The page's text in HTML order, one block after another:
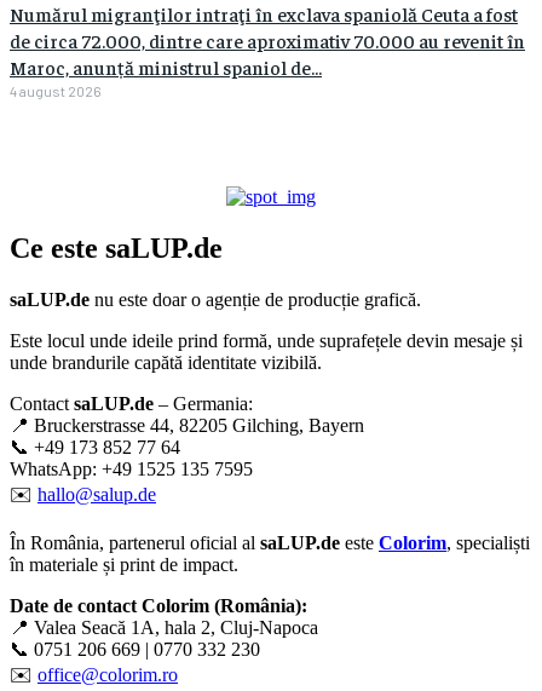
Numărul migranţilor intraţi în exclava spaniolă Ceuta a fost
de circa 72.000, dintre care aproximativ 70.000 au revenit în
Maroc, anunță ministrul spaniol de...
4 august 2026
Ce este saLUP.de
saLUP.de nu este doar o agenție de producție grafică.
Este locul unde ideile prind formă, unde suprafețele devin mesaje și
unde brandurile capătă identitate vizibilă.
Contact saLUP.de – Germania:
📍 Bruckerstrasse 44, 82205 Gilching, Bayern
📞 +49 173 852 77 64
WhatsApp: +49 1525 135 7595
✉️ hallo@salup.de
În România, partenerul oficial al saLUP.de este Colorim, specialiști
în materiale și print de impact.
Date de contact Colorim (România):
📍 Valea Seacă 1A, hala 2, Cluj-Napoca
📞 0751 206 669 | 0770 332 230
✉️ office@colorim.ro